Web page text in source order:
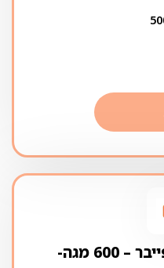
018 אקספון ‏- ‏אקספון פייבר – 600 מגה-